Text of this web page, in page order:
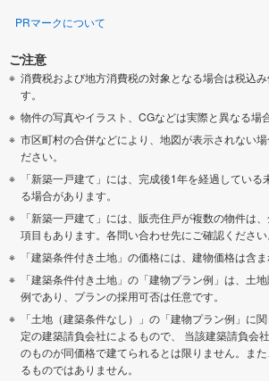
PRマークについて
ご注意
消費税および地方消費税の対象となる場合は税込
す。
物件の写真やイラスト、CGなどは実際と異なる場
市区町村の合併などにより、地図が表示されない
ださい。
「新築一戸建て」には、完成後1年を経過してい
る場合があります。
「新築一戸建て」には、販売住戸が複数の物件は
項目もあります。各問い合わせ先にご確認ください
「建築条件付き土地」の価格には、建物価格は含ま
「建築条件付き土地」の「建物プラン例」は、土
例であり、プランの採用可否は任意です。
「土地（建築条件なし）」の「建物プラン例」に
定の建築請負会社によるもので、 当該建築請負会
のものが同価格で建てられるとは限りません。ま
るものではありません。